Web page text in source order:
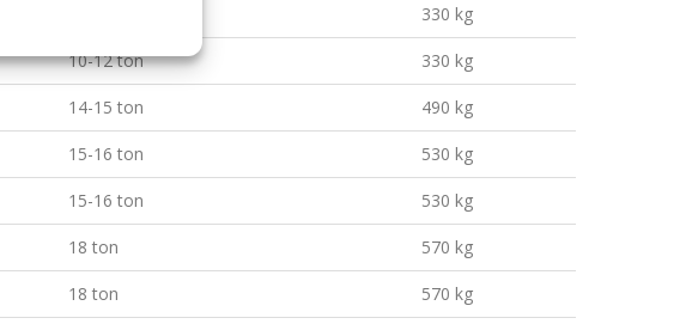
330 kg
10-12 ton 330 kg
14-15 ton 490 kg
15-16 ton 530 kg
15-16 ton 530 kg
18 ton 570 kg
18 ton 570 kg